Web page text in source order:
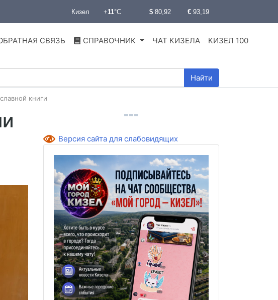
СВЯЗЬ СПРАВОЧНИК ЧАТ КИЗЕЛА КИЗЕЛ 100
Найти
книги
Версия сайта для слабовидящих